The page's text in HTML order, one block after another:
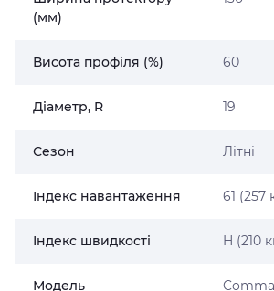
(мм)
Висота профіля (%) 60
Діаметр, R 19
Сезон Літні
Індекс навантаження 61 (257
Індекс швидкості H (210
Модель